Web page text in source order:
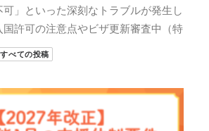
」といった深刻なトラブルが発生し
国許可の注意点やビザ更新審査中（特
すべての投稿